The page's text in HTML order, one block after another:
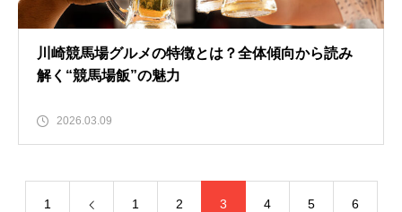
川崎競馬場グルメの特徴とは？全体傾向から読み
解く“競馬場飯”の魅力
2026.03.09
1 1 2 3 4 5 6